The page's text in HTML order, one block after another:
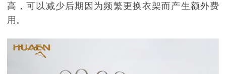
高，可以减少后期因为频繁更换衣架而产生额外费
用。